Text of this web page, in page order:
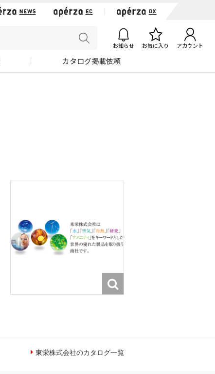
お知らせ お気に入り アカウント
カタログ掲載依頼
東栄株式会社のカタログ一覧